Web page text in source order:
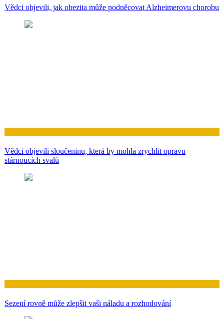
Vědci objevili, jak obezita může podněcovat Alzheimerovu chorobu
Vědci objevili sloučeninu, která by mohla zrychlit opravu
stárnoucích svalů
Sezení rovně může zlepšit vaši náladu a rozhodování